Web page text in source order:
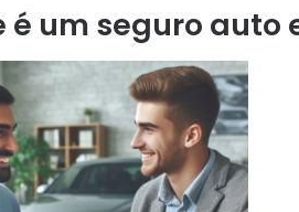
é um seguro auto